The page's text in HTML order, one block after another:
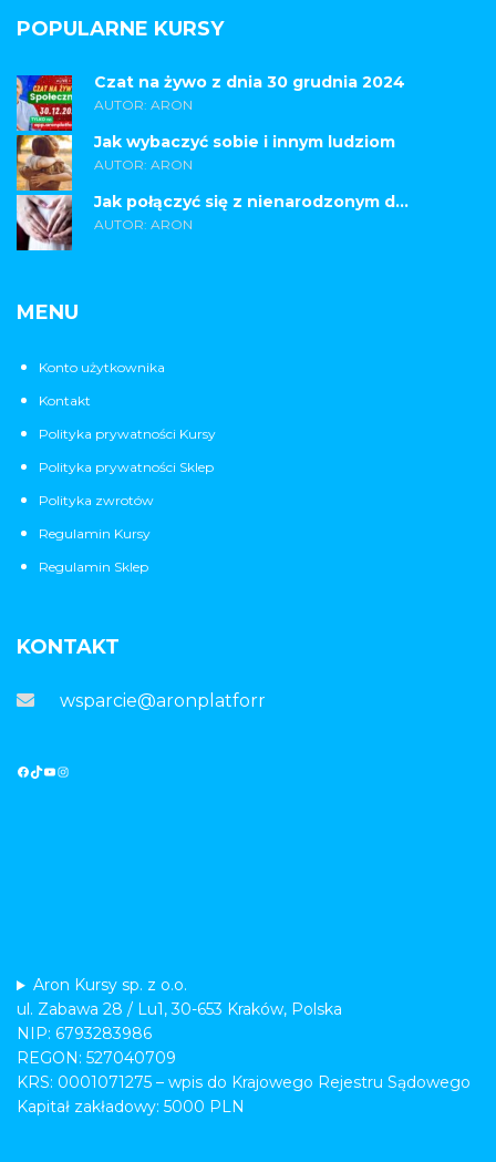
POPULARNE KURSY
Czat na żywo z dnia 30 grudnia 2024
AUTOR: ARON
Jak wybaczyć sobie i innym ludziom
AUTOR: ARON
Jak połączyć się z nienarodzonym d...
AUTOR: ARON
MENU
Konto użytkownika
Kontakt
Polityka prywatności Kursy
Polityka prywatności Sklep
Polityka zwrotów
Regulamin Kursy
Regulamin Sklep
KONTAKT
wsparcie@aronplatforma.pl
Aron Kursy sp. z o.o.
ul. Zabawa 28 / Lu1, 30-653 Kraków, Polska
NIP: 6793283986
REGON: 527040709
KRS: 0001071275 – wpis do Krajowego Rejestru Sądowego
Kapitał zakładowy: 5000 PLN